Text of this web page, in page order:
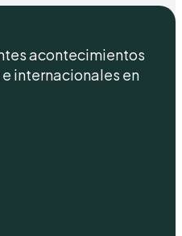
acontecimientos
internacionales en